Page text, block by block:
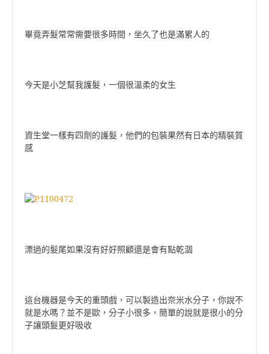
畢竟弄髮常常需要很多時間，坐久了也是滿累人的
今天是小芝幫我護髮，一個很溫柔的女生
資生堂一樣有四劑的護髮，他們的包裝果然有日本的精裝質
感
漂過的髮尾如果沒有好好照顧還是會有點乾涸
這台機器是今天的重頭戲，可以製造出奈米水分子，你說不
就是水嗎？並不是歐，分子小很多，簡單的說就是很小的分
子讓頭髮更好吸收